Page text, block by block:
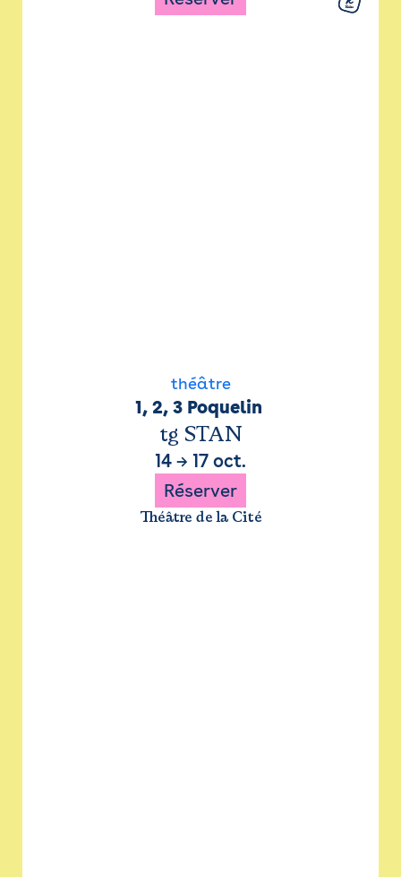
théâtre
1, 2, 3 Poquelin
tg STAN
14 → 17 oct.
Réserver
Théâtre de la Cité